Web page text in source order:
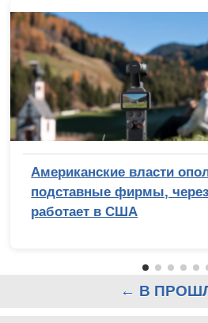
Американские власти
подставные фирмы,
работает в США
← В